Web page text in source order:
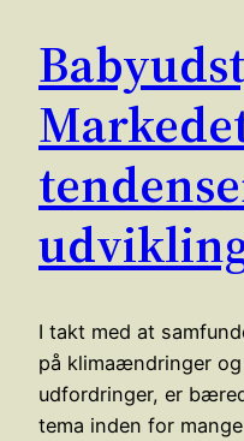
I takt med at
på klimaændringer
udfordringer, er
tema inden for